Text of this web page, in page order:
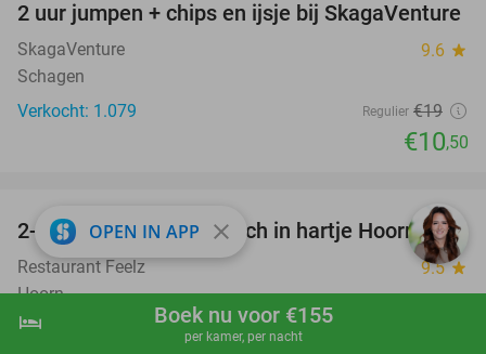
shopping_cart Boek nu
hotel Boek nu voor €155
per kamer, per nacht
45%
2 uur jumpen + chips en ijsje bij SkagaVenture
SkagaVenture 9.6 star
Schagen
Verkocht: 1.079
Regulier €19
€10,50
48%
2-of 3-gangen keuzelunch in hartje Hoorn
Restaurant Feelz 9.5star
Hoorn
Verkocht: 350
OPEN IN APP close